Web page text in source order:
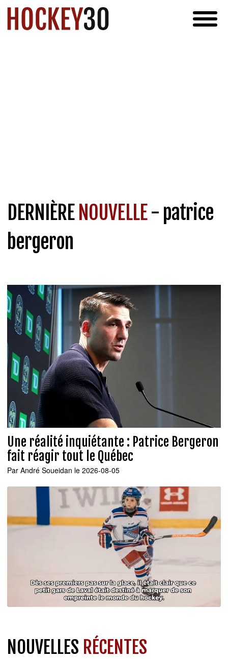
DERNIÈRENOUVELLE- patrice
bergeron
Une réalité inquiétante : Patrice Bergeron
fait réagir tout le Québec
Par André Soueidan le 2026-08-05
NOUVELLES RÉCENTES